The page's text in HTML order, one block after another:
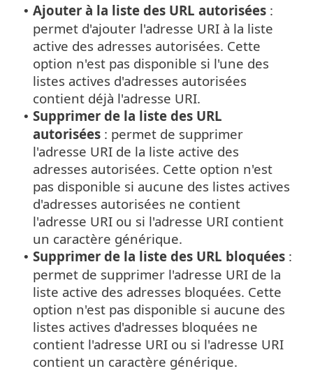
• Ajouter à la liste des URL autorisées :
permet d'ajouter l'adresse URI à la liste
active des adresses autorisées. Cette
option n'est pas disponible si l'une des
listes actives d'adresses autorisées
contient déjà l'adresse URI.
• Supprimer de la liste des URL
autorisées : permet de supprimer
l'adresse URI de la liste active des
adresses autorisées. Cette option n'est
pas disponible si aucune des listes actives
d'adresses autorisées ne contient
l'adresse URI ou si l'adresse URI contient
un caractère générique.
• Supprimer de la liste des URL bloquées :
permet de supprimer l'adresse URI de la
liste active des adresses bloquées. Cette
option n'est pas disponible si aucune des
listes actives d'adresses bloquées ne
contient l'adresse URI ou si l'adresse URI
contient un caractère générique.